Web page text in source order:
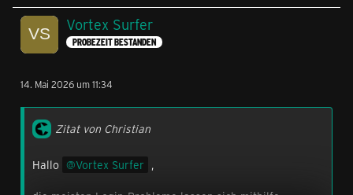
Vortex Surfer
PROBEZEIT BESTANDEN
14. Mai 2026 um 11:34
Zitat von Christian
Hallo Vortex Surfer ,